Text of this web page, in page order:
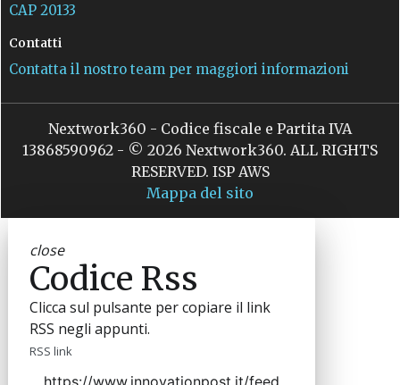
CAP 20133
Contatti
Contatta il nostro team per maggiori informazioni
Nextwork360 - Codice fiscale e Partita IVA
13868590962 - © 2026 Nextwork360. ALL RIGHTS
RESERVED. ISP AWS
Mappa del sito
close
Codice Rss
Clicca sul pulsante per copiare il link
RSS negli appunti.
RSS link